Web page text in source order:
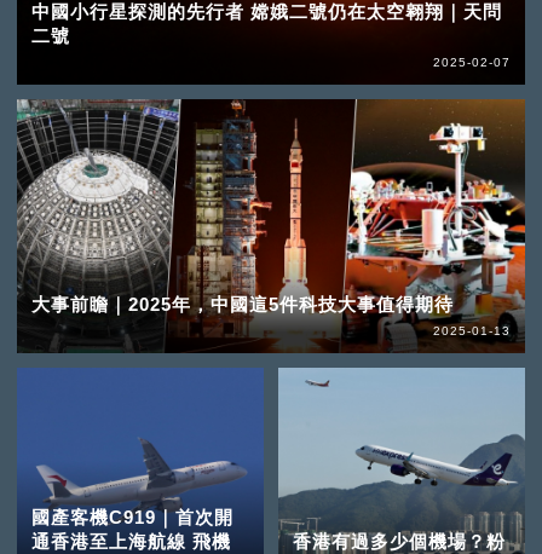
中國小行星探測的先行者 嫦娥二號仍在太空翱翔｜天問
二號
2025-02-07
大事前瞻｜2025年，中國這5件科技大事值得期待
2025-01-13
國產客機C919｜首次開
通香港至上海航線 飛機
香港有過多少個機場？粉